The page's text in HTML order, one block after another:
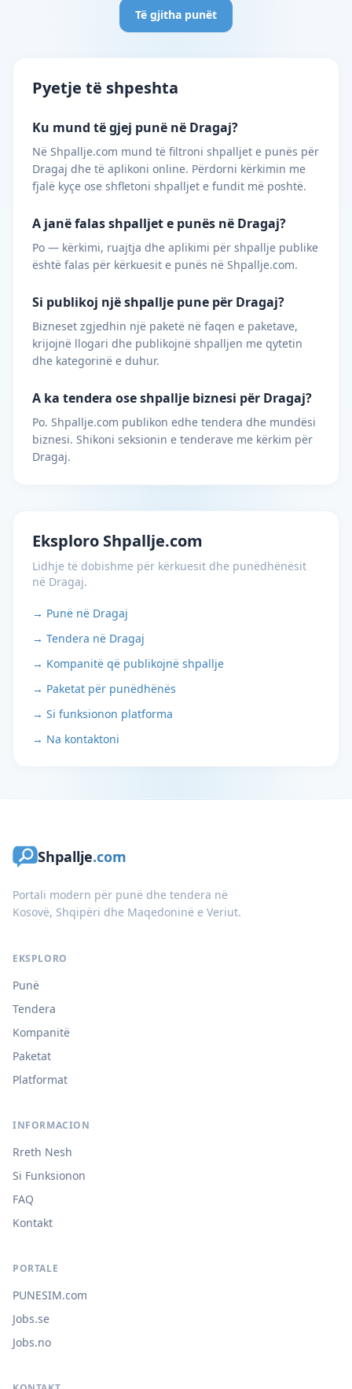
Të gjitha punët
Pyetje të shpeshta
Ku mund të gjej punë në Dragaj?
Në Shpallje.com mund të filtroni shpalljet e punës për
Dragaj dhe të aplikoni online. Përdorni kërkimin me
fjalë kyçe ose shfletoni shpalljet e fundit më poshtë.
A janë falas shpalljet e punës në Dragaj?
Po — kërkimi, ruajtja dhe aplikimi për shpallje publike
është falas për kërkuesit e punës në Shpallje.com.
Si publikoj një shpallje pune për Dragaj?
Bizneset zgjedhin një paketë në faqen e paketave,
krijojnë llogari dhe publikojnë shpalljen me qytetin
dhe kategorinë e duhur.
A ka tendera ose shpallje biznesi për Dragaj?
Po. Shpallje.com publikon edhe tendera dhe mundësi
biznesi. Shikoni seksionin e tenderave me kërkim për
Dragaj.
Eksploro Shpallje.com
Lidhje të dobishme për kërkuesit dhe punëdhënësit
në Dragaj.
→ Punë në Dragaj
→ Tendera në Dragaj
→ Kompanitë që publikojnë shpallje
→ Paketat për punëdhënës
→ Si funksionon platforma
→ Na kontaktoni
Shpallje.com
Portali modern për punë dhe tendera në
Kosovë, Shqipëri dhe Maqedoninë e Veriut.
EKSPLORO
Punë
Tendera
Kompanitë
Paketat
Platformat
INFORMACION
Rreth Nesh
Si Funksionon
FAQ
Kontakt
PORTALE
PUNESIM.com
Jobs.se
Jobs.no